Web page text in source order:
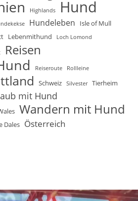
Highlands Hund
Hundeleben Isle of Mull
Lebenmithund Loch Lomond
Reisen
Reiseroute Rollleine
Schweiz Silvester Tierheim
mit Hund
Wandern mit Hund
Dales Österreich